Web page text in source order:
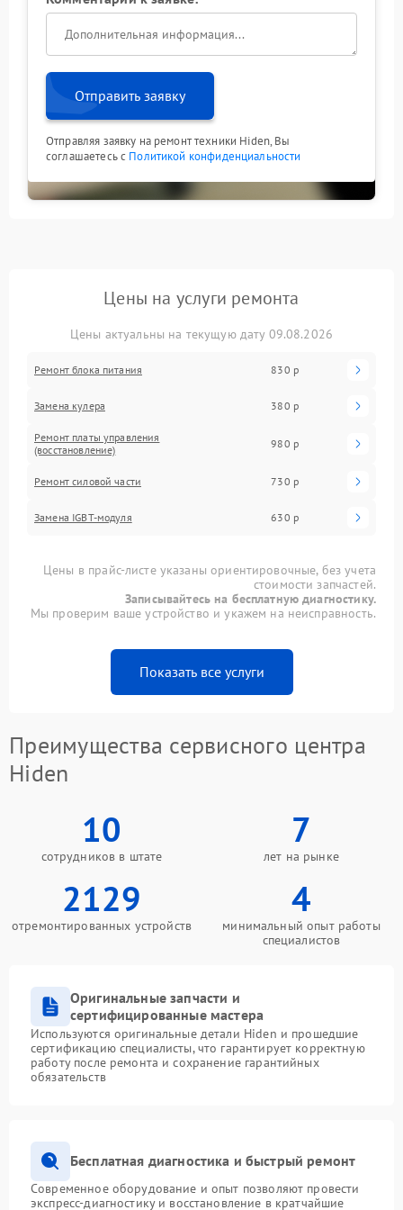
функции переключения в дальнейшем.
Не пытайтесь самостоятельно разбирать устройство
или менять настройки: это может усугубить
ситуацию. Доверьте устранение неисправности
специалистам — так вы сохраните ресурс
оборудования и обеспечите надежную защиту
техники.
Отправить заявку
Отправляя заявку на ремонт техники Hiden, Вы
соглашаетесь с Политикой конфиденциальности
Цены на услуги ремонта
Цены актуальны на текущую дату 09.08.2026
Ремонт блока питания 830 р
Замена кулера 380 р
Ремонт платы управления
(восстановление)
980 р
Ремонт силовой части 730 р
Замена IGBT-модуля 630 р
Цены в прайс-листе указаны ориентировочные, без учета
стоимости запчастей.
Записывайтесь на бесплатную диагностику.
Мы проверим ваше устройство и укажем на неисправность.
Показать все услуги
Преимущества сервисного центра
Hiden
10
сотрудников в штате
7
лет на рынке
2129
отремонтированных устройств
4
минимальный опыт работы
специалистов
Оригинальные запчасти и
сертифицированные мастера
Используются оригинальные детали Hiden и прошедшие
сертификацию специалисты, что гарантирует корректную
работу после ремонта и сохранение гарантийных
обязательств
Бесплатная диагностика и быстрый ремонт
Современное оборудование и опыт позволяют провести
экспресс-диагностику и восстановление в кратчайшие